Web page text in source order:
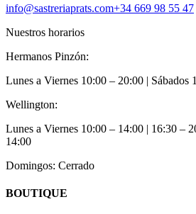
info@sastreriaprats.com+34 669 98 55 47
Nuestros horarios
Hermanos Pinzón:
Lunes a Viernes 10:00 – 20:00 | Sábados
Wellington:
Lunes a Viernes 10:00 – 14:00 | 16:30 –
14:00
Domingos: Cerrado
BOUTIQUE